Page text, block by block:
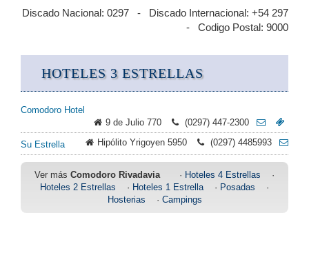
Discado Nacional: 0297 - Discado Internacional: +54 297
- Codigo Postal: 9000
HOTELES 3 ESTRELLAS
Comodoro Hotel
9 de Julio 770
(0297) 447-2300
Su Estrella Hipólito Yrigoyen 5950 (0297) 4485993
Ver más Comodoro Rivadavia· Hoteles 4 Estrellas ·
Hoteles 2 Estrellas · Hoteles 1 Estrella· Posadas ·
Hosterias · Campings